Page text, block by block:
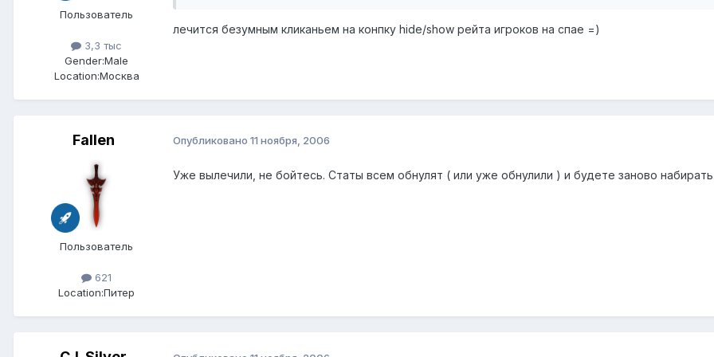
Пользователь
3,3 тыс
Gender:Male
Location:Москва
лечится безумным кликаньем на конпку hide/show рейта игроков на спае =)
Fallen
Пользователь
621
Location:Питер
Опубликовано 11 ноября, 2006
Уже вылечили, не бойтесь. Статы всем обнулят ( или уже обнулили ) и будете заново